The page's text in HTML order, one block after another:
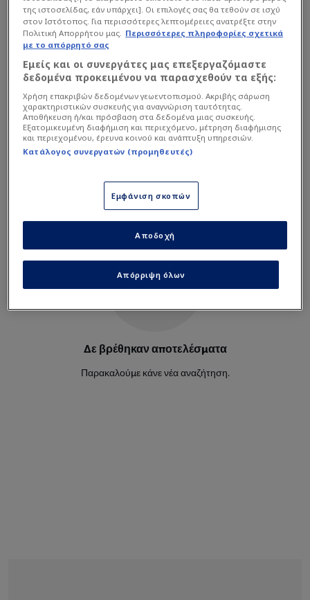
55'
Αλλαγή εντός
Noah Sadiki
Αλλαγή εκτός
Patrick Dorgu
46'
Αλλαγή εντός
William Osula
Πρώτο ημίχρονο
Κίτρινη κάρτα
Joakim Maehle
23 Pierre-Emile Hojbjerg
Μέσος
57'
Andreas Christensen
7 Mathias Jensen
Μέσος
Αμυντικός
11 William Osula
Joachim Andersen
Αμυντικός
Υπηρεσία μη διαθέσιμη
Η υπηρεσία δεν είναι διαθέσιμη. Δοκιμάστε ξανά αργότερα.
Δε βρέθηκαν αποτελέσματα
Παρακαλούμε κάνε νέα αναζήτηση.
της ιστοσελίδας, εάν υπάρχει]. Οι επιλογές σας θα τεθούν σε ισχύ
στον Ιστότοπος. Για περισσότερες λεπτομέρειες ανατρέξτε στην
Πολιτική Απορρήτου μας. Περισσότερες πληροφορίες σχετικά
με το απόρρητό σας
Εμείς και οι συνεργάτες μας επεξεργαζόμαστε
δεδομένα προκειμένου να παρασχεθούν τα εξής:
Χρήση επακριβών δεδομένων γεωεντοπισμού. Ακριβής σάρωση
χαρακτηριστικών συσκευής για αναγνώριση ταυτότητας.
Αποθήκευση ή/και πρόσβαση στα δεδομένα μιας συσκευής.
Εξατομικευμένη διαφήμιση και περιεχόμενο, μέτρηση διαφήμισης
και περιεχομένου, έρευνα κοινού και ανάπτυξη υπηρεσιών.
Κατάλογος συνεργατών (προμηθευτές)
Εμφάνιση σκοπών
Απόρριψη όλων
Αποδοχή